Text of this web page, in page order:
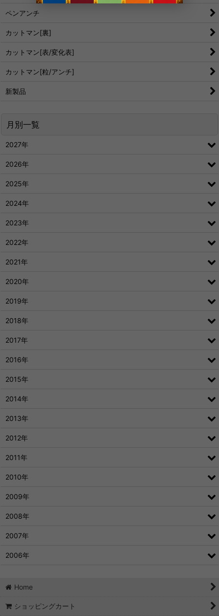
ペンアンチ
カットマン[裏]
カットマン[表/変化表]
カットマン[粒/アンチ]
新製品
月別一覧
2027年
2026年
2025年
2024年
2023年
2022年
2021年
2020年
2019年
2018年
2017年
2016年
2015年
2014年
2013年
2012年
2011年
2010年
2009年
2008年
2007年
2006年
Home
ショッピングカート